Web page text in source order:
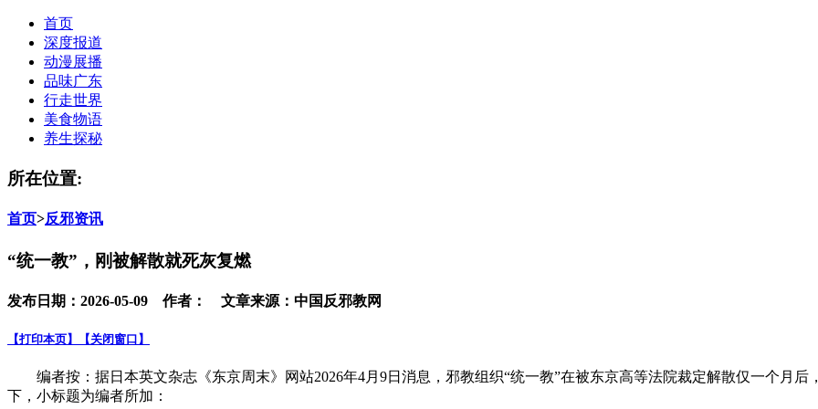
首页
深度报道
动漫展播
品味广东
行走世界
美食物语
养生探秘
所在位置:
首页>反邪资讯
“统一教”，刚被解散就死灰复燃
发布日期：2026-05-09 作者： 文章来源：中国反邪教网
【打印本页】 【关闭窗口】
编者按：据日本英文杂志《东京周末》网站2026年4月9日消息，邪教组织“统一教”在被东京高等法院裁定解散仅一个月后
下，小标题为编者所加：